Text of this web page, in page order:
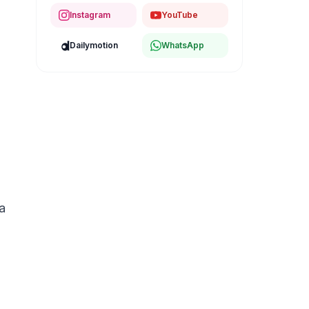
Instagram YouTube
Dailymotion WhatsApp